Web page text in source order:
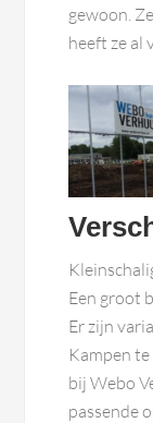
gewoon.
heeft ze al
Een groot
Er zijn
Kampen
bij Webo
passende